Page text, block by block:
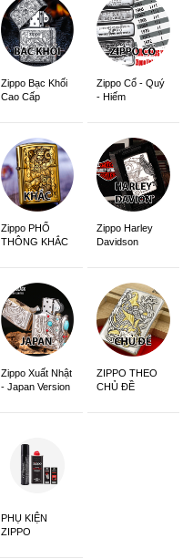
Zippo Bạc Khối
Cao Cấp
Zippo Cổ - Quý
- Hiếm
Zippo PHỔ
THÔNG KHẮC
Zippo Harley
Davidson
Zippo Xuất Nhật
- Japan Version
ZIPPO THEO
CHỦ ĐỀ
PHỤ KIỆN
ZIPPO